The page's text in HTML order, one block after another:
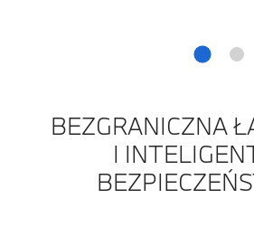
BEZGRANICZNA
I